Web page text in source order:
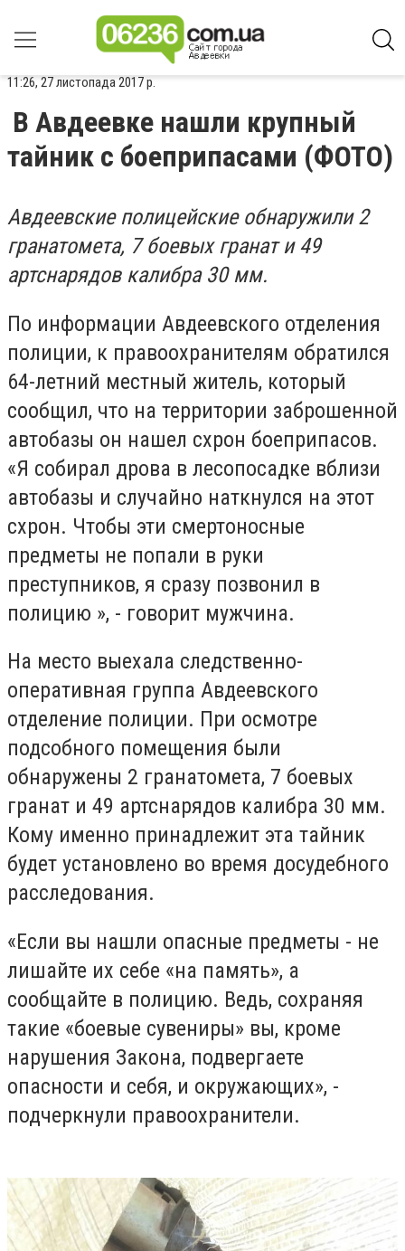
11:26, 27 листопада 2017 р.
В Авдеевке нашли крупный
тайник с боеприпасами (ФОТО)
Авдеевские полицейские обнаружили 2
гранатомета, 7 боевых гранат и 49
артснарядов калибра 30 мм.
По информации Авдеевского отделения
полиции, к правоохранителям обратился
64-летний местный житель, который
сообщил, что на территории заброшенной
автобазы он нашел схрон боеприпасов.
«Я собирал дрова в лесопосадке вблизи
автобазы и случайно наткнулся на этот
схрон. Чтобы эти смертоносные
предметы не попали в руки
преступников, я сразу позвонил в
полицию », - говорит мужчина.
На место выехала следственно-
оперативная группа Авдеевского
отделение полиции. При осмотре
подсобного помещения были
обнаружены 2 гранатомета, 7 боевых
гранат и 49 артснарядов калибра 30 мм.
Кому именно принадлежит эта тайник
будет установлено во время досудебного
расследования.
«Если вы нашли опасные предметы - не
лишайте их себе «на память», а
сообщайте в полицию. Ведь, сохраняя
такие «боевые сувениры» вы, кроме
нарушения Закона, подвергаете
опасности и себя, и окружающих», -
подчеркнули правоохранители.